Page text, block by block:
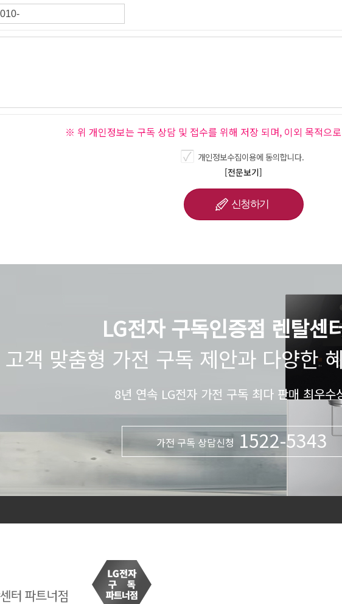
※ 위 개인정보는 구독 상담 및 접수를 위해 저장 되며, 이외 목적으
개인정보수집이용에 동의합니다.
[전문보기]
LG전자 구독인증점 렌탈센
고객 맞춤형 가전 구독 제안과 다양한
8년 연속 LG전자 가전 구독 최다 판매 최우수
가전 구독 상담신청1522-5343